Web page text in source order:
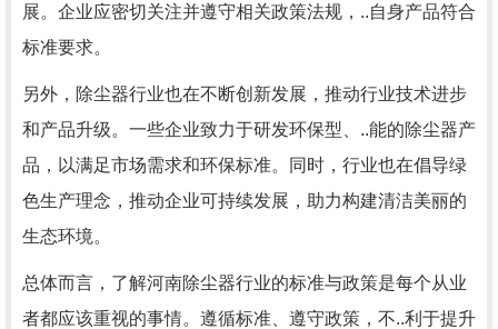
展。企业应密切关注并遵守相关政策法规，..自身产品符合
标准要求。
另外，除尘器行业也在不断创新发展，推动行业技术进步
和产品升级。一些企业致力于研发环保型、..能的除尘器产
品，以满足市场需求和环保标准。同时，行业也在倡导绿
色生产理念，推动企业可持续发展，助力构建清洁美丽的
生态环境。
总体而言，了解河南除尘器行业的标准与政策是每个从业
者都应该重视的事情。遵循标准、遵守政策，不..利于提升